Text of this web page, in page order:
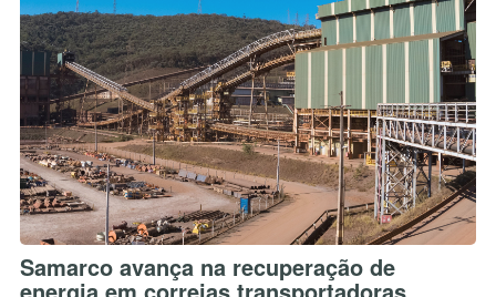
Samarco avança na recuperação de